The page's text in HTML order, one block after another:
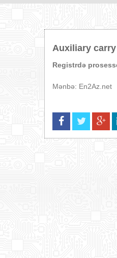
Auxiliary carry
Registrdə
Mənbə: En2Az.net